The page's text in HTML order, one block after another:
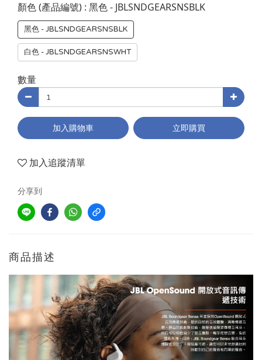
顏色 (產品編號) : 黑色 - JBLSNDGEARSNSBLK
黑色 - JBLSNDGEARSNSBLK
白色 - JBLSNDGEARSNSWHT
數量
加入購物車 立即購買
加入追蹤清單
分享到
商品描述